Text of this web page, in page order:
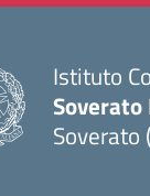
Istituto
Soverato